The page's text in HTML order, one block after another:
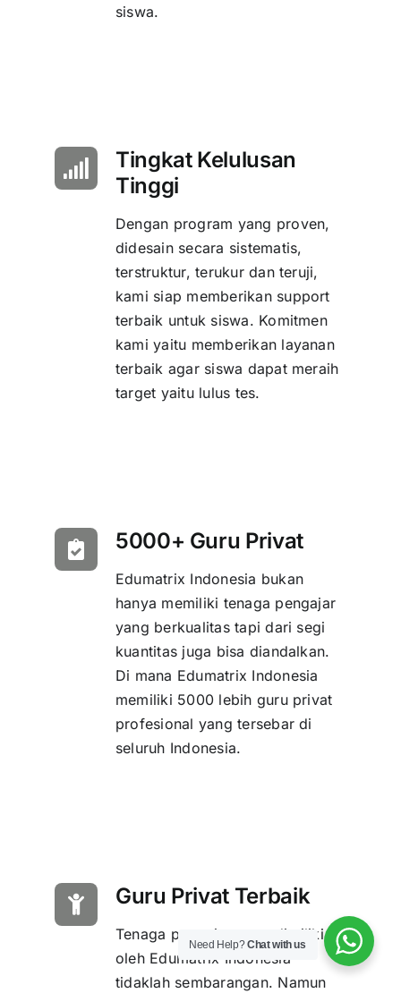
siswa.
Tingkat Kelulusan
Tinggi
Dengan program yang proven,
didesain secara sistematis,
terstruktur, terukur dan teruji,
kami siap memberikan support
terbaik untuk siswa. Komitmen
kami yaitu memberikan layanan
terbaik agar siswa dapat meraih
target yaitu lulus tes.
5000+ Guru Privat
Edumatrix Indonesia bukan
hanya memiliki tenaga pengajar
yang berkualitas tapi dari segi
kuantitas juga bisa diandalkan.
Di mana Edumatrix Indonesia
memiliki 5000 lebih guru privat
profesional yang tersebar di
seluruh Indonesia.
Guru Privat Terbaik
Tenaga pengajar yang dimiliki
oleh Edumatrix Indonesia
tidaklah sembarangan. Namun
Need Help?Chat with us